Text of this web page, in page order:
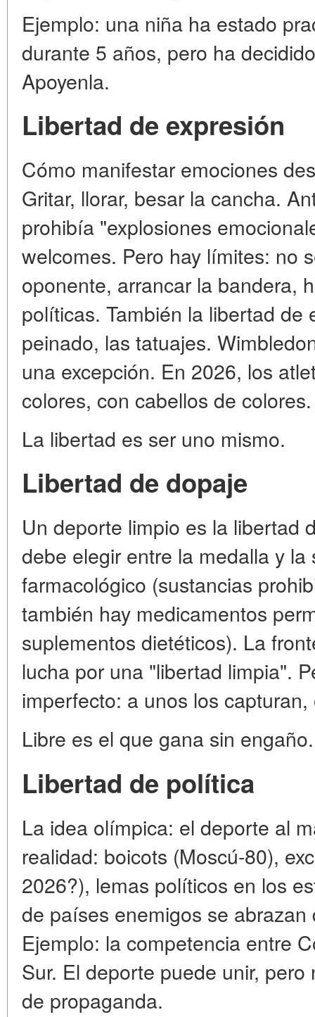
Ejemplo: una niña ha estado
durante 5 años, pero ha
Apoyenla.
Libertad de expresión
Cómo manifestar emociones
Gritar, llorar, besar la cancha.
prohibía "explosiones
welcomes. Pero hay límites: no
oponente, arrancar la bandera,
políticas. También la libertad de
peinado, las tatuajes.
una excepción. En 2026, los
colores, con cabellos de colores.
La libertad es ser uno mismo.
Libertad de dopaje
Un deporte limpio es la libertad
debe elegir entre la medalla y la
farmacológico (sustancias
también hay medicamentos
suplementos dietéticos). La
lucha por una "libertad limpia".
imperfecto: a unos los
Libre es el que gana sin engaño.
Libertad de política
La idea olímpica: el deporte al
realidad: boicots (Moscú-80),
2026?), lemas políticos en los
de países enemigos se
Ejemplo: la competencia entre
Sur. El deporte puede unir,
de propaganda.